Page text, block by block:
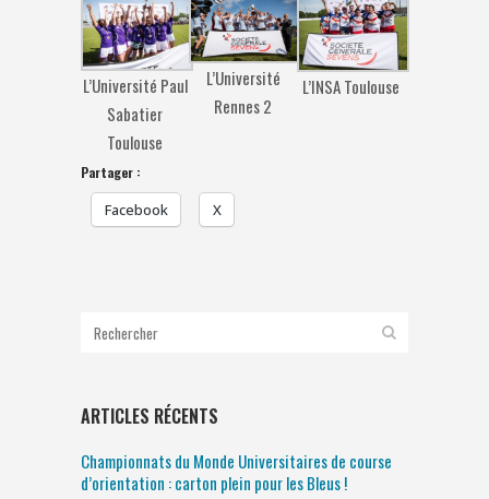
L’Université Paul
Sabatier
Toulouse
L’Université
Rennes 2
L’INSA Toulouse
Partager :
Facebook X
ARTICLES RÉCENTS
Championnats du Monde Universitaires de course
d’orientation : carton plein pour les Bleus !